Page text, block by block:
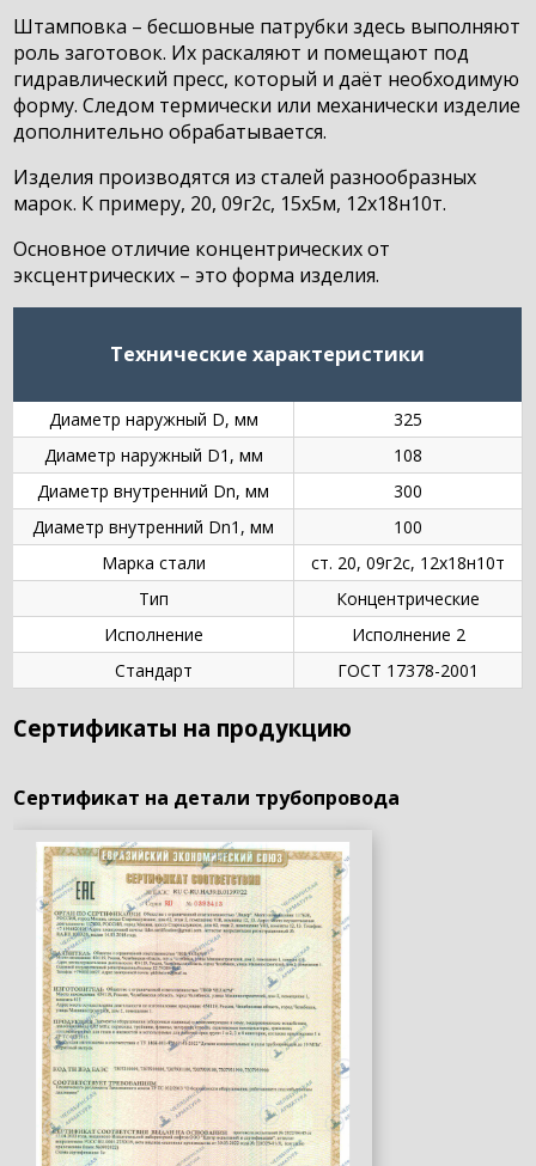
Штамповка – бесшовные патрубки здесь выполняют
роль заготовок. Их раскаляют и помещают под
гидравлический пресс, который и даёт необходимую
форму. Следом термически или механически изделие
дополнительно обрабатывается.
Изделия производятся из сталей разнообразных
марок. К примеру, 20, 09г2с, 15х5м, 12х18н10т.
Основное отличие концентрических от
эксцентрических – это форма изделия.
Технические характеристики
Диаметр наружный D, мм
325
Диаметр наружный D1, мм
108
Диаметр внутренний Dn, мм
300
Диаметр внутренний Dn1, мм
100
Марка стали
ст. 20, 09г2с, 12х18н10т
Тип
Концентрические
Исполнение
Исполнение 2
Стандарт
ГОСТ 17378-2001
Сертификаты на продукцию
Сертификат на детали трубопровода